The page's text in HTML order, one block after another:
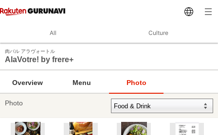
All Culture
肉バル アラヴォートル
AlaVotre! by frere+
Overview Menu Photo
Photo